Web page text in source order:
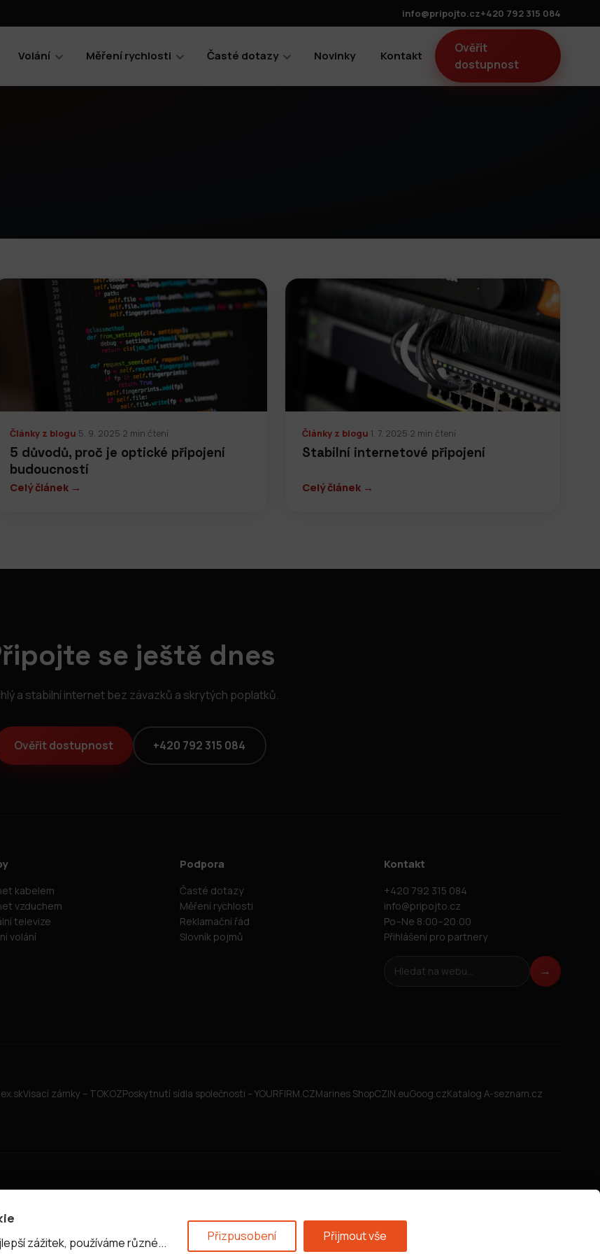
info@pripojto.cz+420 792 315 084
Volání Měření rychlosti Časté dotazy Novinky Kontakt
Ověřit
dostupnost
Články z blogu·5. 9. 2025·2 min čtení
5 důvodů, proč je optické připojení
budoucností
Celý článek →
Články z blogu·1. 7. 2025·2 min čtení
Stabilní internetové připojení
Celý článek →
se ještě dnes
a stabilní internet bez závazků a skrytých poplatků.
Ověřit dostupnost +420 792 315 084
kabelem
vzduchem
televize
volání
Podpora
Časté dotazy
Měření rychlosti
Reklamační řád
Slovník pojmů
Kontakt
+420 792 315 084
info@pripojto.cz
Po–Ne 8:00–20:00
Přihlášení pro partnery
Hledat na webu →
Visací zámky – TOKOZPoskytnutí sídla společnosti – YOURFIRM.CZMarines ShopCZIN.euGoog.czKatalog A-seznam.cz
Všeobecné obchodní podmínky
zážitek, používáme různé... Přizpusobení Přijmout vše